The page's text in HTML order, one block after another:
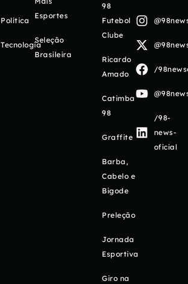
Política
Tecnologia
Esportes
Seleção
Brasileira
98
Futebol
Clube
Ricardo
Amado
Catimba
98
Graffite
Barba,
Cabelo e
Bigode
Preleção
Jornada
Esportiva
Giro na
/
/98-
news-
oficial